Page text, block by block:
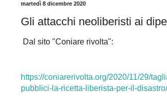
martedì 8 dicembre 2020
Gli attacchi neoliberisti ai
Dal sito "Coniare rivolta":
https://coniarerivolta.org/2020/11/29/
pubblici-la-ricetta-liberista-per-il-disastro/